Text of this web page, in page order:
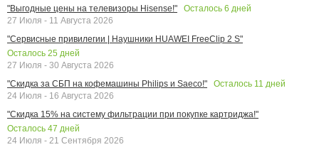
"Выгодные цены на телевизоры Hisense!"
Осталось 6 дней
27 Июля - 11 Августа 2026
"Сервисные привилегии | Наушники HUAWEI FreeClip 2 S"
Осталось 25 дней
27 Июля - 30 Августа 2026
"Скидка за СБП на кофемашины Philips и Saeco!"
Осталось 11 дней
24 Июля - 16 Августа 2026
"Скидка 15% на систему фильтрации при покупке картриджа!"
Осталось 47 дней
24 Июля - 21 Сентября 2026